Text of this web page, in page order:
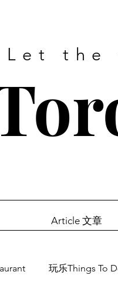
Let the
Article 文章
玩乐Things To